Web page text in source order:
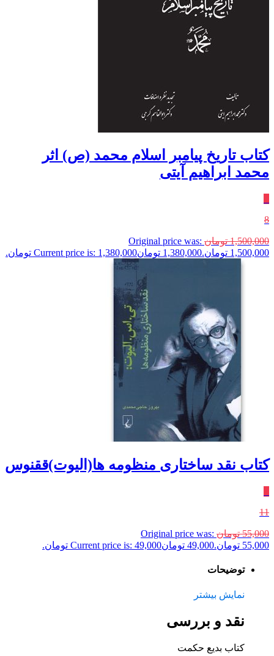
کتاب تاریخ پیامبر اسلام محمد (ص) اثر
محمد ابراهیم آیتی
8
1,500,000 تومان Original price was:
1,500,000 تومان.
1,380,000 تومانCurrent price is: 1,380,000 تومان.
کتاب نقد ساختاری منظومه ها(الیوت)ققنوس
11
55,000 تومان Original price was:
55,000 تومان.
49,000 تومانCurrent price is: 49,000 تومان.
توضیحات
نمایش بیشتر
نقد و بررسی
کتاب بدیع حکمت